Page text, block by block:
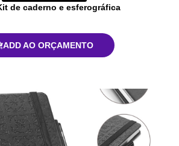
de caderno e esferográfica
ADD AO ORÇAMENTO